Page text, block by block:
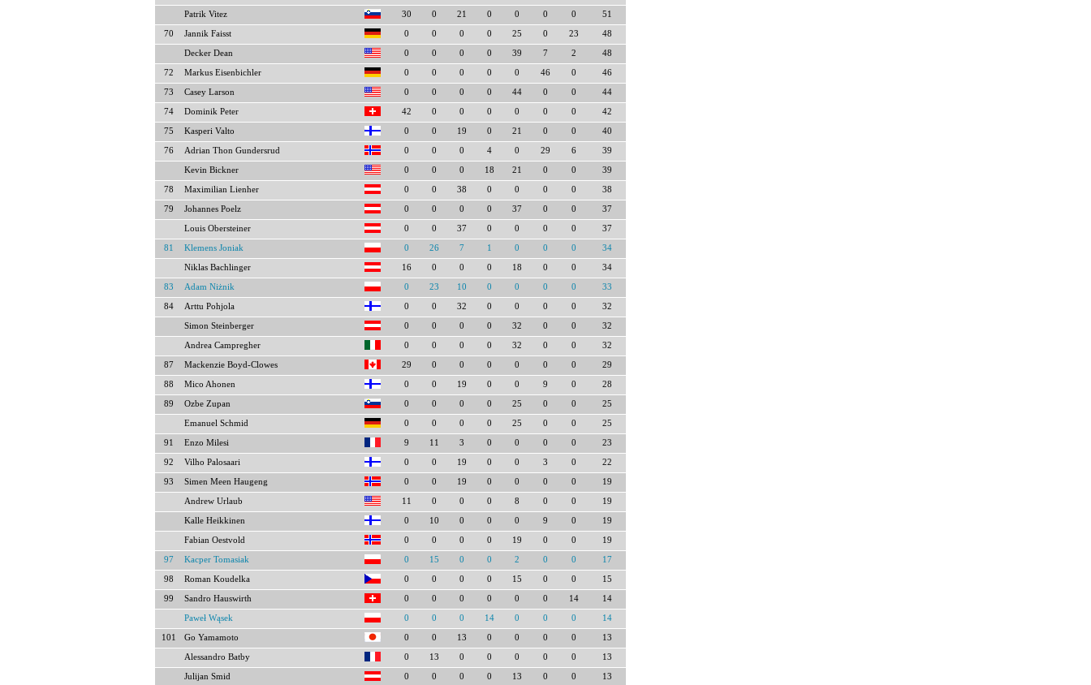
Patrik Vitez 30 0 21 0 0 0 0 51
70 Jannik Faisst 0 0 0 0 25 0 23 48
Decker Dean 0 0 0 0 39 7 2 48
72 Markus Eisenbichler 0 0 0 0 0 46 0 46
73 Casey Larson 0 0 0 0 44 0 0 44
74 Dominik Peter 42 0 0 0 0 0 0 42
75 Kasperi Valto 0 0 19 0 21 0 0 40
76 Adrian Thon Gundersrud 0 0 0 4 0 29 6 39
Kevin Bickner 0 0 0 18 21 0 0 39
78 Maximilian Lienher 0 0 38 0 0 0 0 38
79 Johannes Poelz 0 0 0 0 37 0 0 37
Louis Obersteiner 0 0 37 0 0 0 0 37
81 Klemens Joniak 0 26 7 1 0 0 0 34
Niklas Bachlinger 16 0 0 0 18 0 0 34
83 Adam Niżnik 0 23 10 0 0 0 0 33
84 Arttu Pohjola 0 0 32 0 0 0 0 32
Simon Steinberger 0 0 0 0 32 0 0 32
Andrea Campregher 0 0 0 0 32 0 0 32
87 Mackenzie Boyd-Clowes 29 0 0 0 0 0 0 29
88 Mico Ahonen 0 0 19 0 0 9 0 28
89 Ozbe Zupan 0 0 0 0 25 0 0 25
Emanuel Schmid 0 0 0 0 25 0 0 25
91 Enzo Milesi 9 11 3 0 0 0 0 23
92 Vilho Palosaari 0 0 19 0 0 3 0 22
93 Simen Meen Haugeng 0 0 19 0 0 0 0 19
Andrew Urlaub 11 0 0 0 8 0 0 19
Kalle Heikkinen 0 10 0 0 0 9 0 19
Fabian Oestvold 0 0 0 0 19 0 0 19
97 Kacper Tomasiak 0 15 0 0 2 0 0 17
98 Roman Koudelka 0 0 0 0 15 0 0 15
99 Sandro Hauswirth 0 0 0 0 0 0 14 14
Paweł Wąsek 0 0 0 14 0 0 0 14
101 Go Yamamoto 0 0 13 0 0 0 0 13
Alessandro Batby 0 13 0 0 0 0 0 13
Julijan Smid 0 0 0 0 13 0 0 13